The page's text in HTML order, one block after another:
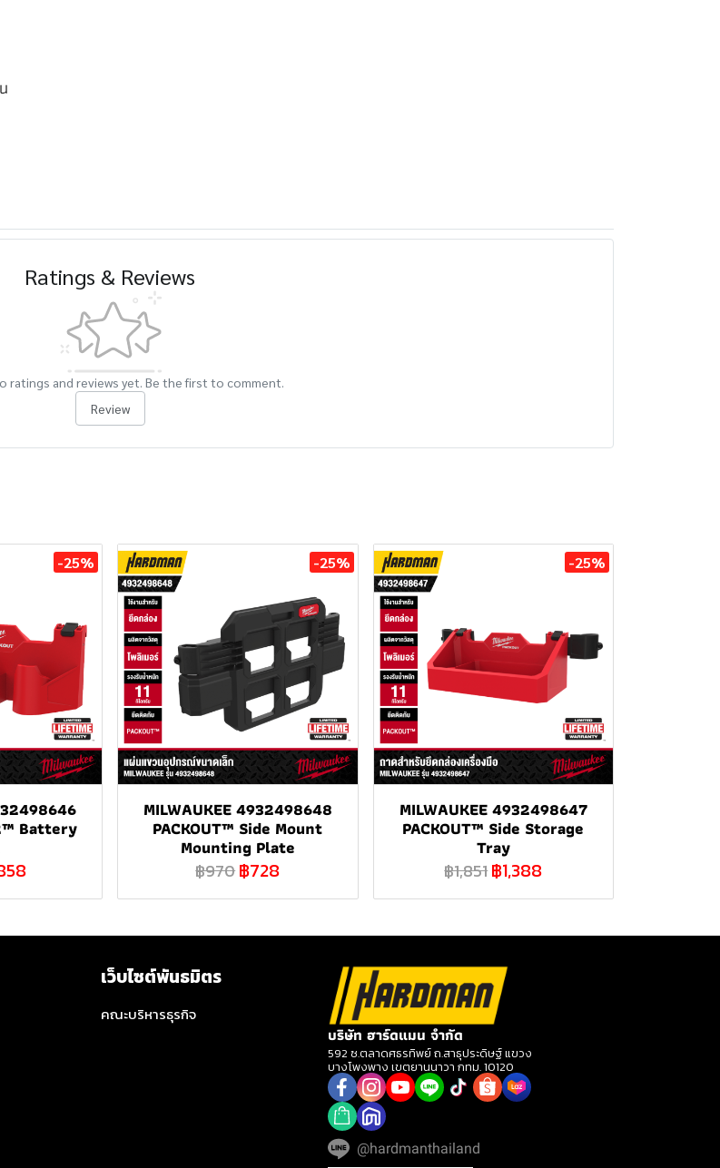
Ratings & Reviews
ratings and reviews yet. Be the first to comment.
Review
-25%
Battery
-25%
MILWAUKEE 4932498648
PACKOUT™ Side Mount
Mounting Plate
฿970฿728
-25%
MILWAUKEE 4932498647
PACKOUT™ Side Storage
Tray
฿1,851฿1,388
เว็บไซต์พันธมิตร
คณะบริหารธุรกิจ
บริษัท ฮาร์ดแมน จำกัด
592 ซ.ตลาดศธรทิพย์ ถ.สาธุประดิษฐ์ แขวง
บางโพงพาง เขตยานนาวา กทม. 10120
@hardmanthailand